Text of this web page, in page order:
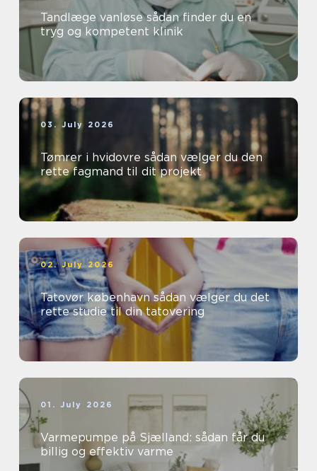
Tandlæge vanløse sådan finder du en
tryg og kompetent klinik
03. July 2026
Tømrer i hvidovre sådan vælger du den
rette fagmand til dit projekt
02. July 2026
Tatovør københavn sådan vælger du det
rette studie til din tatovering
01. July 2026
Varmepumpe på Sjælland: sådan får du
billig og effektiv varme